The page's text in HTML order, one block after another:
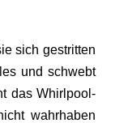
sich gestritten
und schwebt
das Whirlpool-
wahrhaben